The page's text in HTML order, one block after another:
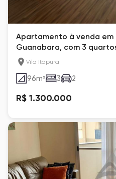
Apartamento à venda em
Guanabara, com 3
Vila Itapura
96m² 3 2
R$ 1.300.000